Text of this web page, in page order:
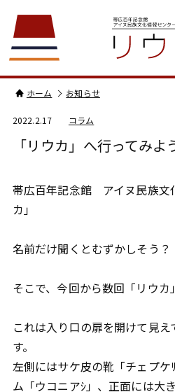
ホーム お知らせ
2022.2.17 コラム
「リウカ」へ行ってみよ
帯広百年記念館 アイヌ民族文
カ」
名前だけ聞くとむずかしそう？
そこで、今回から数回「リウカ
これは入り口の扉を開けて見
す。
左側にはサケ皮の靴「チェプ
ム「ウコニアｼ」、正面には大